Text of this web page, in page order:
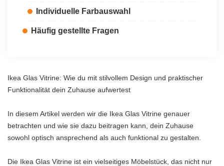
Individuelle Farbauswahl
Häufig gestellte Fragen
Ikea Glas Vitrine: Wie du mit stilvollem Design und praktischer
Funktionalität dein Zuhause aufwertest
In diesem Artikel werden wir die Ikea Glas Vitrine genauer
betrachten und wie sie dazu beitragen kann, dein Zuhause
sowohl optisch ansprechend als auch funktional zu gestalten.
Die Ikea Glas Vitrine ist ein vielseitiges Möbelstück, das nicht nur